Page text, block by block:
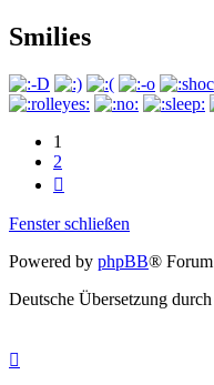
Smilies
1
2
Fenster schließen
Powered by phpBB®
Deutsche Übersetzung durch